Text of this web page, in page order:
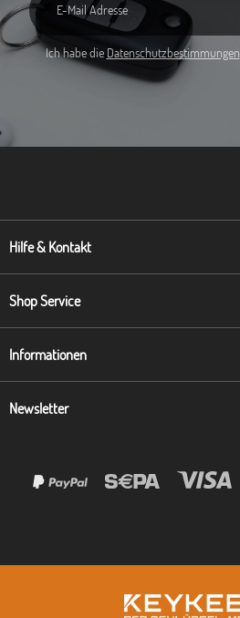
Ich habe die Datenschutzbestimmungen
Hilfe & Kontakt
Shop Service
Informationen
Newsletter